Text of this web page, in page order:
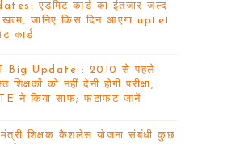
एडमिट कार्ड का इंतजार जल्द
खत्म, जानिए किस दिन आएगा uptet
कार्ड
Big Update : 2010 से पहले
शिक्षकों को नहीं देनी होगी परीक्षा,
ने किया साफ; फटाफट जानें
शिक्षक कैशलेस योजना संबंधी कुछ